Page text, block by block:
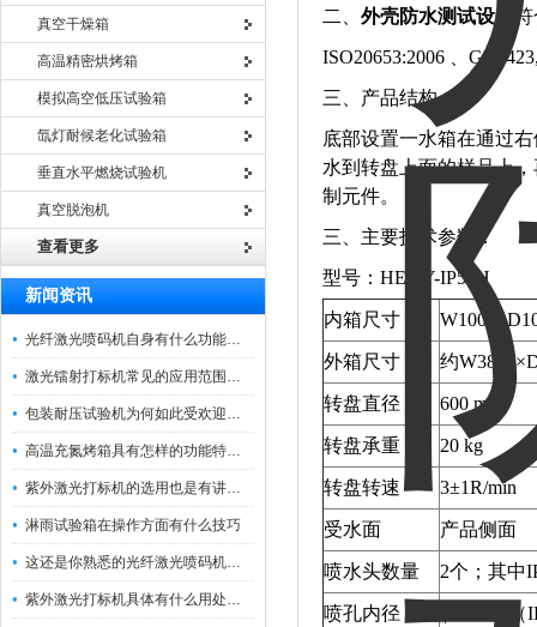
真空干燥箱
高温精密烘烤箱
模拟高空低压试验箱
氙灯耐候老化试验箱
垂直水平燃烧试验机
真空脱泡机
查看更多
新闻资讯
光纤激光喷码机自身有什么功能？不妨看看下文
激光镭射打标机常见的应用范围如下
包装耐压试验机为何如此受欢迎呢？
高温充氮烤箱具有怎样的功能特点呢？
紫外激光打标机的选用也是有讲究的
淋雨试验箱在操作方面有什么技巧
这还是你熟悉的光纤激光喷码机吗？
紫外激光打标机具体有什么用处呢？
二、 外壳防水测试设备
ISO20653:2006 、
三、产品结构
底部设置一水箱在通过
水到转盘上面的样品上
制元件。
三、主要技术参数：
型号：HE-LY-IP56H
内箱尺寸
外箱尺寸 约
转盘直径 600 mm
转盘承重 20 kg
转盘转速 3±1R/min
受水面 产品侧面
喷水头数量 2个；其中
喷孔内径 φ6.3 mm